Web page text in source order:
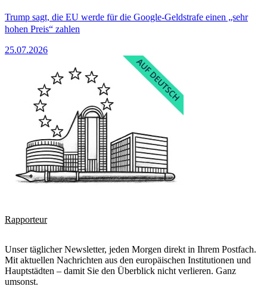
Trump sagt, die EU werde für die Google-Geldstrafe einen „sehr
hohen Preis“ zahlen
25.07.2026
Rapporteur
Unser täglicher Newsletter, jeden Morgen direkt in Ihrem Postfach.
Mit aktuellen Nachrichten aus den europäischen Institutionen und
Hauptstädten – damit Sie den Überblick nicht verlieren. Ganz
umsonst.